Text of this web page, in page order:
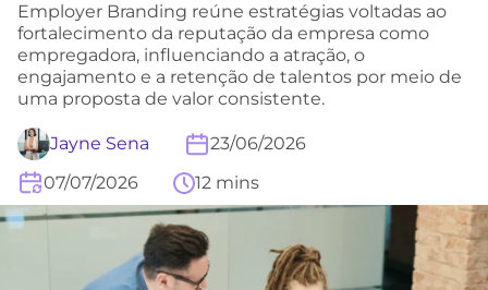
Employer Branding reúne estratégias voltadas ao
fortalecimento da reputação da empresa como
empregadora, influenciando a atração, o
engajamento e a retenção de talentos por meio de
uma proposta de valor consistente.
Jayne Sena
23/06/2026
07/07/2026
12 mins